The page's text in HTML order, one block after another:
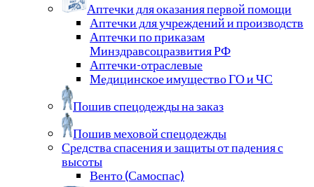
Аптечки для оказания первой помощи
Аптечки для учреждений и производств
Аптечки по приказам
Минздравсоцразвития РФ
Аптечки-отраслевые
Медицинское имущество ГО и ЧС
Пошив спецодежды на заказ
Пошив меховой спецодежды
Средства спасения и защиты от падения с
высоты
Венто (Самоспас)